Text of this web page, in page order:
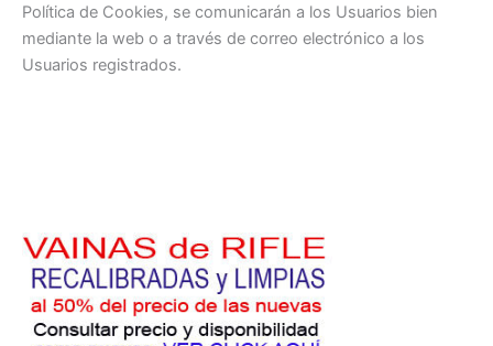
Política de Cookies, se comunicarán a los Usuarios bien
mediante la web o a través de correo electrónico a los
Usuarios registrados.